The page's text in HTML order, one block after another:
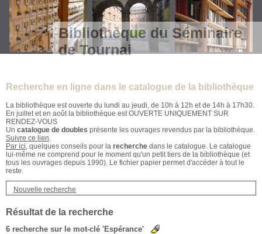
Bibliothèque du Séminaire
de Tournai
Recherche en ligne dans le catalogue de la bibliothèque
La bibliothèque est ouverte du lundi au jeudi, de 10h à 12h et de 14h à 17h30.
En juillet et en août la bibliothèque est OUVERTE UNIQUEMENT SUR
RENDEZ-VOUS
Un catalogue de doubles présente les ouvrages revendus par la bibliothèque.
Suivre ce lien.
Par ici, quelques conseils pour la recherche dans le catalogue. Le catalogue
lui-même ne comprend pour le moment qu'un petit tiers de la bibliothèque (et
tous les ouvrages depuis 1990). Le fichier papier permet d'accéder à tout le
reste.
Nouvelle recherche
Résultat de la recherche
6 recherche sur le mot-clé 'Espérance'